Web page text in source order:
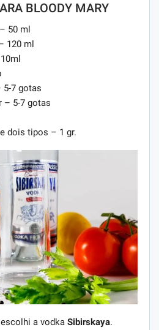
BLOODY MARY
50 ml
120 ml
7 gotas
– 5-7 gotas
dois tipos – 1 gr.
a vodka Sibirskaya.